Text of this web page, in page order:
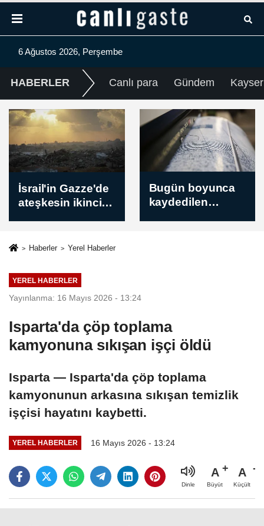
6 Ağustos 2026, Perşembe
HABERLER Canlı para Gündem
Bugün boyunca
kaydedilen
AFAD ve Kandilli
(06.08.2026)
Irak'ın Kerkük
kentinde 12 bin
Haberler Yerel Haberler
YEREL HABERLER
Yayınlanma: 16 Mayıs 2026 - 13:24
Isparta'da çöp toplama
kamyonuna sıkışan işçi öldü
Isparta — Isparta'da çöp toplama
kamyonunun arkasına sıkışan temizlik
işçisi hayatını kaybetti.
YEREL HABERLER 16 Mayıs 2026 - 13:24
Dinle
A
Büyüt
A
Küçült